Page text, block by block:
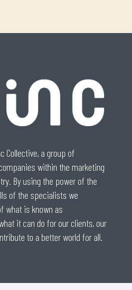
Collective, a group of
within the marketing
By using the power of the
of the specialists we
what is known as
it can do for our clients, our
to a better world for all.